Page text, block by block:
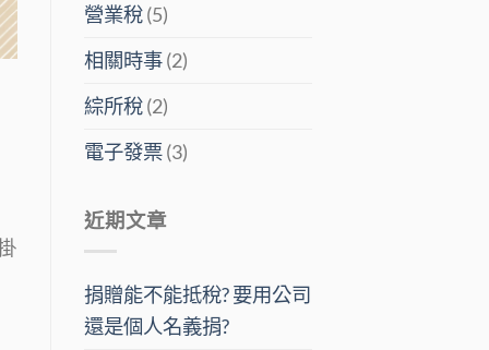
營業稅(5)
相關時事(2)
綜所稅(2)
電子發票(3)
近期文章
捐贈能不能抵稅? 要用公司
還是個人名義捐?